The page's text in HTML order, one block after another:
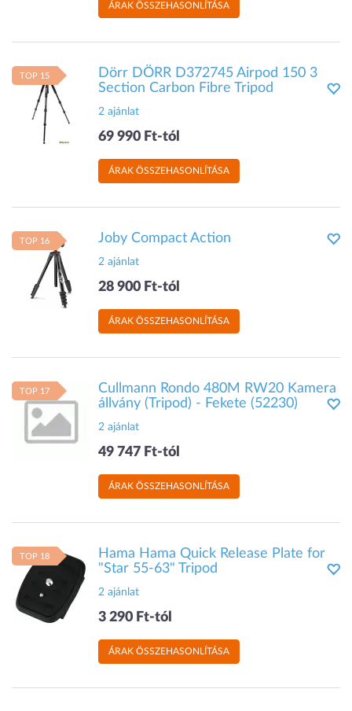
ÁRAK ÖSSZEHASONLÍTÁSA
TOP 15
Dörr DÖRR D372745 Airpod 150 3
Section Carbon Fibre Tripod
2 ajánlat
69 990 Ft-tól
ÁRAK ÖSSZEHASONLÍTÁSA
TOP 16 Joby Compact Action
2 ajánlat
28 900 Ft-tól
ÁRAK ÖSSZEHASONLÍTÁSA
TOP 17
Cullmann Rondo 480M RW20 Kamera
állvány (Tripod) - Fekete (52230)
2 ajánlat
49 747 Ft-tól
ÁRAK ÖSSZEHASONLÍTÁSA
TOP 18
Hama Hama Quick Release Plate for
"Star 55-63" Tripod
2 ajánlat
3 290 Ft-tól
ÁRAK ÖSSZEHASONLÍTÁSA